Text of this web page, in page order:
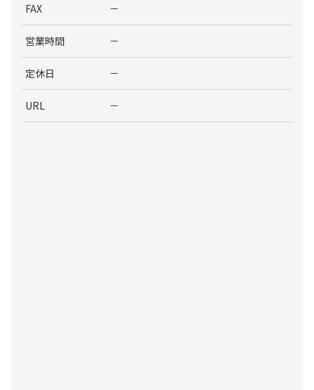
FAX －
営業時間 －
定休日 －
URL －